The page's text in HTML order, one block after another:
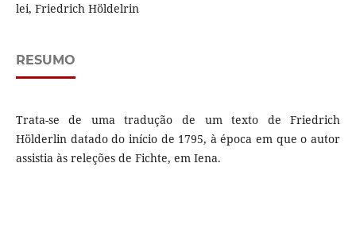
lei, Friedrich Höldelrin
RESUMO
Trata-se de uma tradução de um texto de Friedrich
Hölderlin datado do início de 1795, à época em que o autor
assistia às releções de Fichte, em Iena.